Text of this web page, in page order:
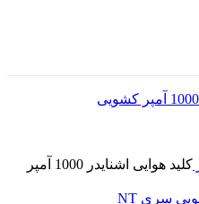
کلید هوایی اشنایدر 1000 آمپر